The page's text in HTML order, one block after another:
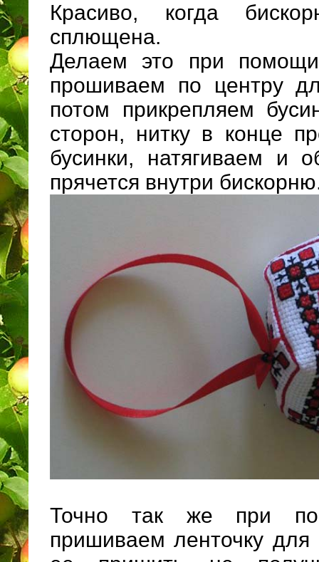
Красиво, когда
сплющена.
Делаем это при помощи
прошиваем по центру
потом прикрепляем
сторон, нитку в конце
бусинки, натягиваем и
прячется внутри
Точно так же при
пришиваем ленточку для